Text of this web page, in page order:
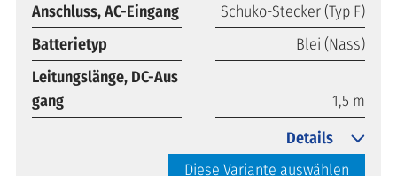
Anschluss, AC-Eingang
Schuko-Stecker (Typ F)
Batterietyp
Blei (Nass)
Leitungslänge, DC-Aus
gang
1,5 m
Diese Variante auswählen
Details